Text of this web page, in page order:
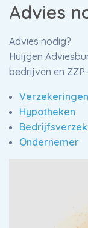
Advies
Advies nodig?
Huijgen
bedrijven en
Verzekeringen
Hypotheken
Ondernemer